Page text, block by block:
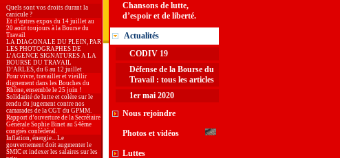
Quels sont vos droits durant la
canicule ?
Et d’autres expos du 14 juillet au
20 août toujours à la Bourse du
Travail
LA DIAGONALE DU PLEIN, PAR
LES PHOTOGRAPHES DE
L’AGENCE SIGNATURES A LA
BOURSE DU TRAVAIL
D’ARLES, du 6 au 12 juillet
Pour vivre, travailler et vieillir
dignement dans les Bouches du
Rhône, ensemble le 25 juin !
Solidarité de lutte et colère sur le
rendu du jugement contre nos
camarades de la CGT du GPMM.
Rapport d’ouverture de la Secrétaire
Générale Sophie Binet au 54ème
congrès confédéral.
Inflation, énergie... Le
gouvernement doit augmenter le
SMIC et indexer les salaires sur les
Chansons de lutte,
d’espoir et de liberté.
Actualités
CODIV 19
Défense de la Bourse du
Travail : tous les articles
1er mai 2020
Nous rejoindre
Photos et vidéos
Luttes